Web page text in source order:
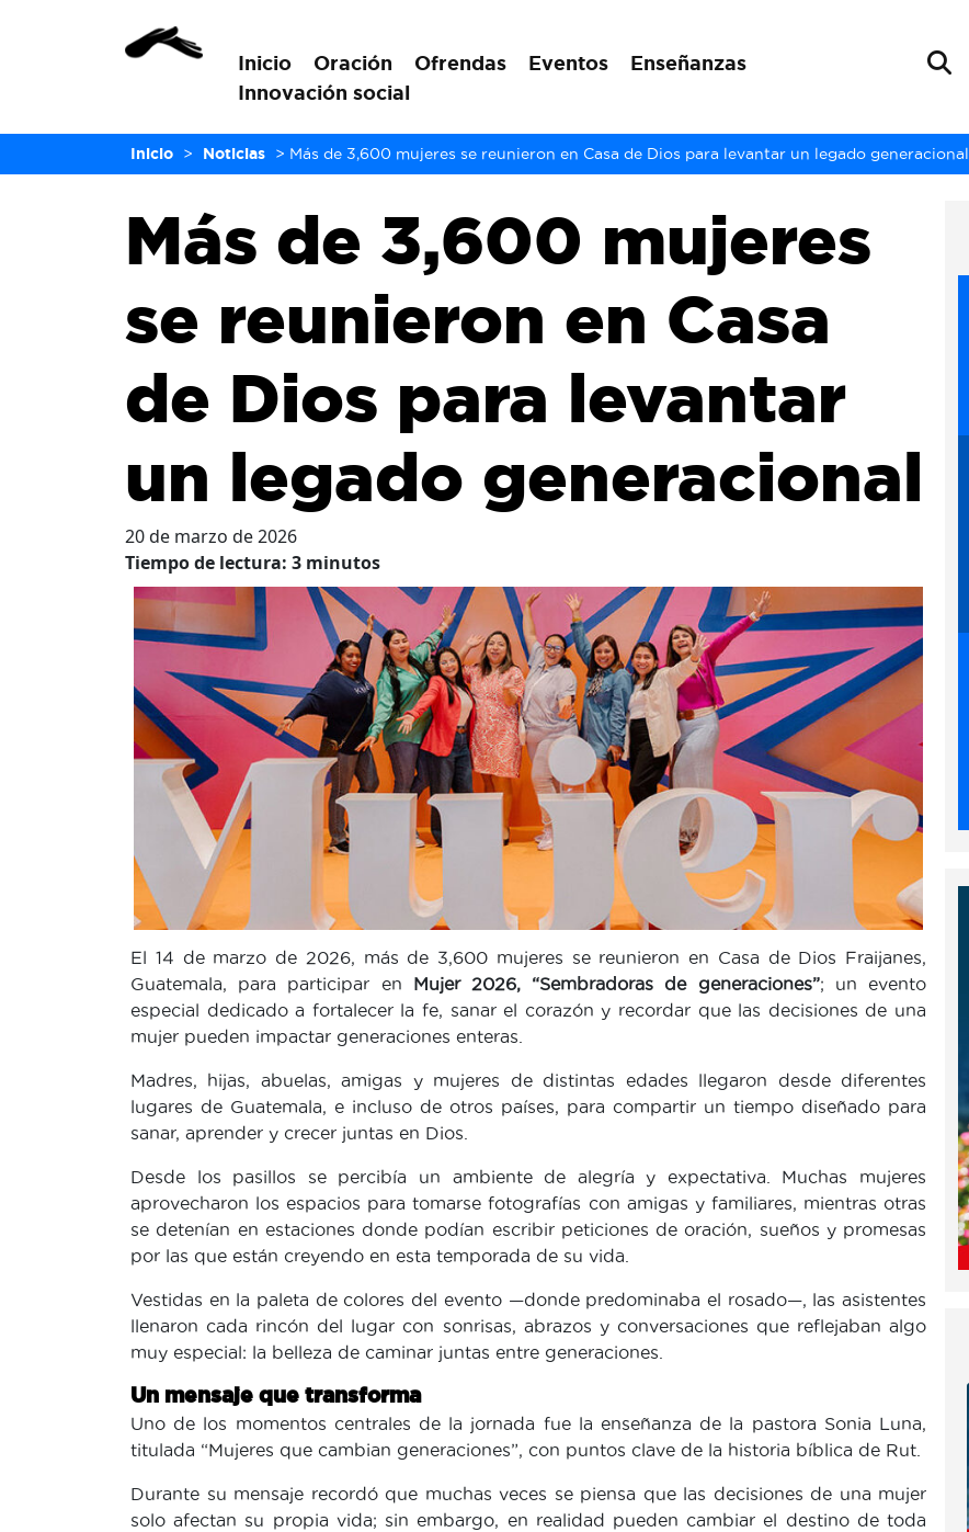
Inicio Oración Ofrendas Eventos
Enseñanzas
Innovación social
Inicio > Noticias > Más de 3,600 mujeres se reunieron en Casa de Dios para levantar un legado generacional
Más de 3,600 mujeres
se reunieron en Casa
de Dios para levantar
un legado generacional
20 de marzo de 2026
Tiempo de lectura: 3 minutos
El 14 de marzo de 2026, más de 3,600 mujeres se reunieron en Casa de Dios Fraijanes,
Guatemala, para participar en Mujer 2026, “Sembradoras de generaciones”; un evento
especial dedicado a fortalecer la fe, sanar el corazón y recordar que las decisiones de una
mujer pueden impactar generaciones enteras.
Madres, hijas, abuelas, amigas y mujeres de distintas edades llegaron desde diferentes
lugares de Guatemala, e incluso de otros países, para compartir un tiempo diseñado para
sanar, aprender y crecer juntas en Dios.
Desde los pasillos se percibía un ambiente de alegría y expectativa. Muchas mujeres
aprovecharon los espacios para tomarse fotografías con amigas y familiares, mientras otras
se detenían en estaciones donde podían escribir peticiones de oración, sueños y promesas
por las que están creyendo en esta temporada de su vida.
Vestidas en la paleta de colores del evento —donde predominaba el rosado—, las asistentes
llenaron cada rincón del lugar con sonrisas, abrazos y conversaciones que reflejaban algo
muy especial: la belleza de caminar juntas entre generaciones.
Un mensaje que transforma
Uno de los momentos centrales de la jornada fue la enseñanza de la pastora Sonia Luna,
titulada “Mujeres que cambian generaciones”, con puntos clave de la historia bíblica de Rut.
Durante su mensaje recordó que muchas veces se piensa que las decisiones de una mujer
solo afectan su propia vida; sin embargo, en realidad pueden cambiar el destino de toda